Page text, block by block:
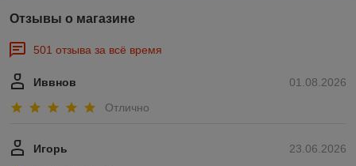
Отзывы о магазине
501 отзыва за всё время
01.08.2026
Иввнов
Отлично
23.06.2026
Игорь